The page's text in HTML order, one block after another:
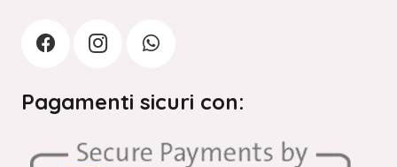
Pagamenti sicuri con: